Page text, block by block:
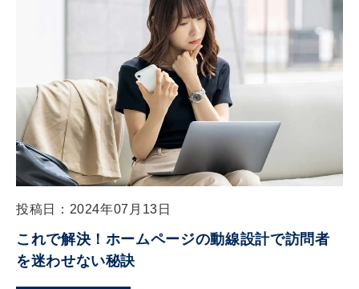
投稿日：2024年07月13日
これで解決！ホームページの動線設計で訪問者
を迷わせない秘訣